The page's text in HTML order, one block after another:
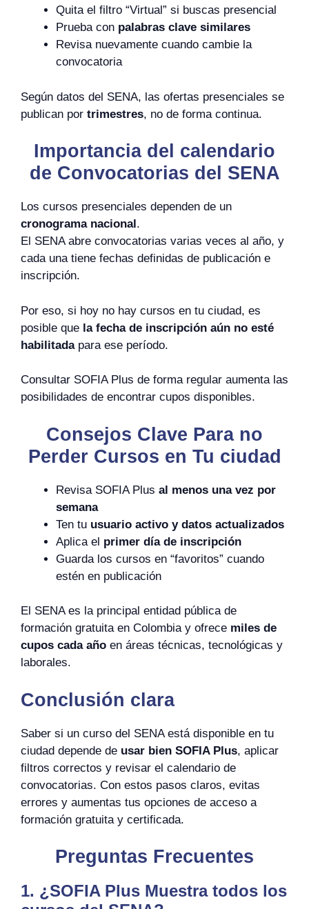
Quita el filtro “Virtual” si buscas presencial
Prueba con palabras clave similares
Revisa nuevamente cuando cambie la
convocatoria
Según datos del SENA, las ofertas presenciales se
publican por trimestres, no de forma continua.
Importancia del calendario
de Convocatorias del SENA
Los cursos presenciales dependen de un
cronograma nacional.
El SENA abre convocatorias varias veces al año, y
cada una tiene fechas definidas de publicación e
inscripción.
Por eso, si hoy no hay cursos en tu ciudad, es
posible que la fecha de inscripción aún no esté
habilitadapara ese período.
Consultar SOFIA Plus de forma regular aumenta las
posibilidades de encontrar cupos disponibles.
Consejos Clave Para no
Perder Cursos en Tu ciudad
Revisa SOFIA Plus al menos una vez por
semana
Ten tu usuario activo y datos actualizados
Aplica el primer día de inscripción
Guarda los cursos en “favoritos” cuando
estén en publicación
El SENA es la principal entidad pública de
formación gratuita en Colombia y ofrece miles de
cupos cada año en áreas técnicas, tecnológicas y
laborales.
Conclusión clara
Saber si un curso del SENA está disponible en tu
ciudad depende de usar bien SOFIA Plus, aplicar
filtros correctos y revisar el calendario de
convocatorias. Con estos pasos claros, evitas
errores y aumentas tus opciones de acceso a
formación gratuita y certificada.
Preguntas Frecuentes
1. ¿SOFIA Plus Muestra todos los